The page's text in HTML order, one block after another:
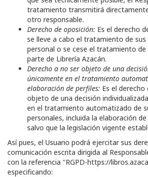
tratamiento transmitirá
otro responsable.
Derecho de oposición: Es el derecho
se lleve a cabo el tratamiento de
personal o se cese el tratamiento
parte de Librería Azacán.
Derecho a no ser objeto de una
únicamente en el tratamiento
elaboración de perfiles: Es el
objeto de una decisión
en el tratamiento automatizado de
personales, incluida la elaboración
salvo que la legislación vigente
Así pues, el Usuario podrá ejercitar sus
comunicación escrita dirigida al
con la referencia "RGPD-https://
especificando: